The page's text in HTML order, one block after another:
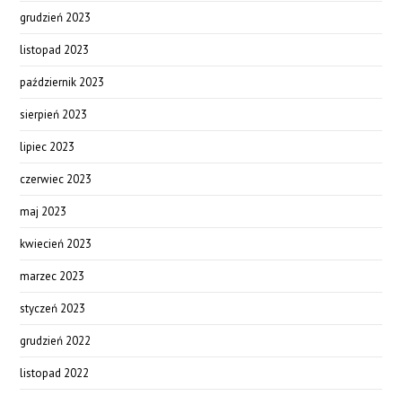
grudzień 2023
listopad 2023
październik 2023
sierpień 2023
lipiec 2023
czerwiec 2023
maj 2023
kwiecień 2023
marzec 2023
styczeń 2023
grudzień 2022
listopad 2022